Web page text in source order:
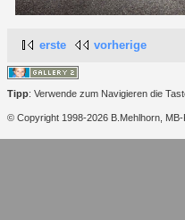
erste vorherige
Tipp: Verwende zum Navigieren die
© Copyright 1998-2026 B.Mehlhorn,